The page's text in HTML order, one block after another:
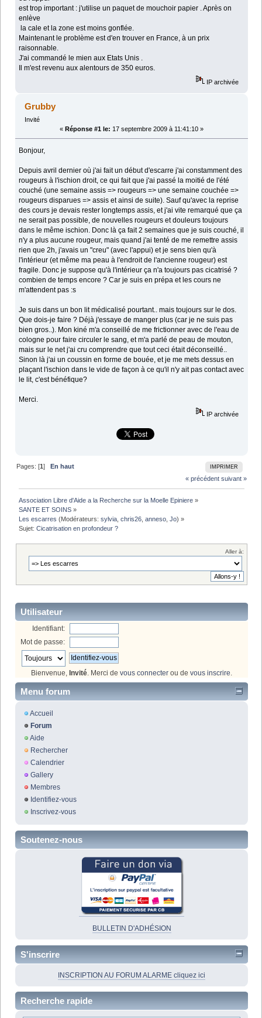
est trop important : j'utilise un paquet de mouchoir papier . Après on
enlève
la cale et la zone est moins gonflée.
Maintenant le problème est d'en trouver en France, à un prix
raisonnable.
J'ai commandé le mien aux Etats Unis .
Il m'est revenu aux alentours de 350 euros.
IP archivée
Grubby
Invité
« Réponse #1 le: 17 septembre 2009 à 11:41:10 »
Bonjour,
Depuis avril dernier où j'ai fait un début d'escarre j'ai constamment des
rougeurs à l'ischion droit, ce qui fait que j'ai passé la moitié de l'été
couché (une semaine assis => rougeurs => une semaine couchée =>
rougeurs disparues => assis et ainsi de suite). Sauf qu'avec la reprise
des cours je devais rester longtemps assis, et j'ai vite remarqué que ça
ne serait pas possible, de nouvelles rougeurs et douleurs toujours
dans le même ischion. Donc là ça fait 2 semaines que je suis couché, il
n'y a plus aucune rougeur, mais quand j'ai tenté de me remettre assis
rien que 2h, j'avais un "creu" (avec l'appui) et je sens bien qu'à
l'intérieur (et même ma peau à l'endroit de l'ancienne rougeur) est
fragile. Donc je suppose qu'à l'intérieur ça n'a toujours pas cicatrisé ?
combien de temps encore ? Car je suis en prépa et les cours ne
m'attendent pas :s
Je suis dans un bon lit médicalisé pourtant.. mais toujours sur le dos.
Que dois-je faire ? Déjà j'essaye de manger plus (car je ne suis pas
bien gros..). Mon kiné m'a conseillé de me frictionner avec de l'eau de
cologne pour faire circuler le sang, et m'a parlé de peau de mouton,
mais sur le net j'ai cru comprendre que tout ceci était déconseillé..
Sinon là j'ai un coussin en forme de bouée, et je me mets dessus en
plaçant l'ischion dans le vide de façon à ce qu'il n'y ait pas contact avec
le lit, c'est bénéfique?
Merci.
IP archivée
IMPRIMER
Pages: [1]En haut
« précédent suivant »
Association Libre d'Aide a la Recherche sur la Moelle Epiniere »
SANTE ET SOINS »
Les escarres (Modérateurs:sylvia,chris26,anneso,Jo) »
Sujet:Cicatrisation en profondeur ?
Aller à:
Utilisateur
Identifiant:
Mot de passe:
Bienvenue, Invité . Merci de vous connecter ou de vous inscrire
Menu forum
Accueil
Forum
Aide
Rechercher
Calendrier
Gallery
Membres
Identifiez-vous
Inscrivez-vous
Soutenez-nous
BULLETIN D'ADHÉSION
S'inscrire
INSCRIPTION AU FORUM ALARME cliquez ici
Recherche rapide